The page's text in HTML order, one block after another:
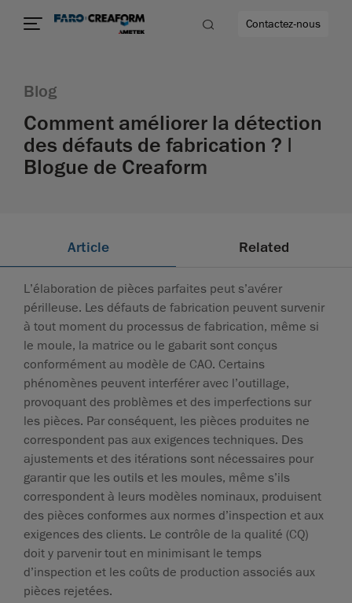
encore
Contactez-nous
Blog
Comment améliorer la détection
des défauts de fabrication ? |
Blogue de Creaform
Article Related
L’élaboration de pièces parfaites peut s’avérer
périlleuse. Les défauts de fabrication peuvent survenir
à tout moment du processus de fabrication, même si
le moule, la matrice ou le gabarit sont conçus
conformément au modèle de CAO. Certains
phénomènes peuvent interférer avec l’outillage,
provoquant des problèmes et des imperfections sur
les pièces. Par conséquent, les pièces produites ne
correspondent pas aux exigences techniques. Des
ajustements et des itérations sont nécessaires pour
garantir que les outils et les moules, même s’ils
correspondent à leurs modèles nominaux, produisent
des pièces conformes aux normes d’inspection et aux
exigences des clients. Le contrôle de la qualité (CQ)
doit y parvenir tout en minimisant le temps
d’inspection et les coûts de production associés aux
pièces rejetées.